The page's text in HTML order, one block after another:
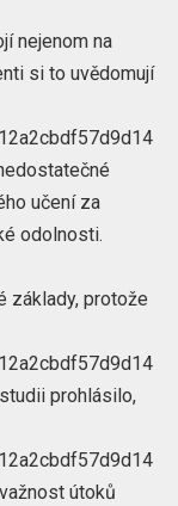
nejenom na
si to uvědomují
učení za
odolnosti.
základy, protože
prohlásilo,
útoků